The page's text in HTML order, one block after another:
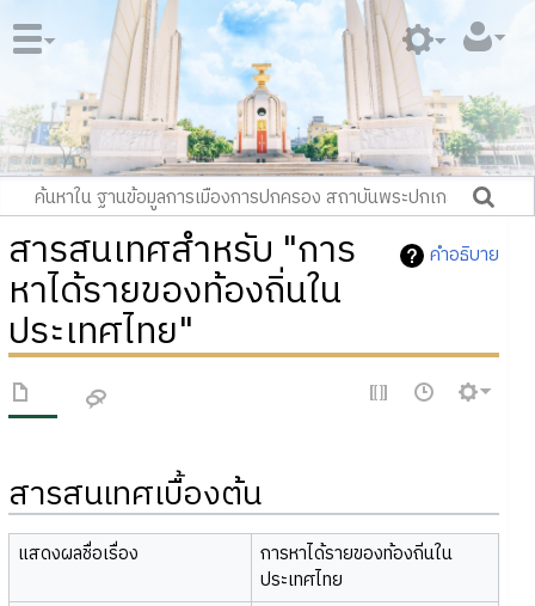
คำอธิบาย
สารสนเทศสำหรับ "การ
หาได้รายของท้องถิ่นใน
ประเทศไทย"
สารสนเทศเบื้องต้น
แสดงผลชื่อเรื่อง
การหาได้รายของท้องถิ่นใน
ประเทศไทย